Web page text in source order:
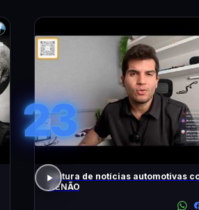
23
Leitura de notícias automotivas
XENÃO